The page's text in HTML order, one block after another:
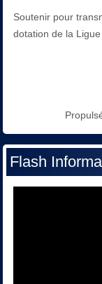
Soutenir pour
dotation de la Ligue
Flash